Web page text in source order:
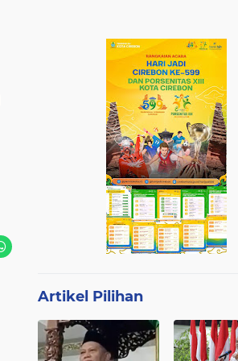
Artikel Pilihan